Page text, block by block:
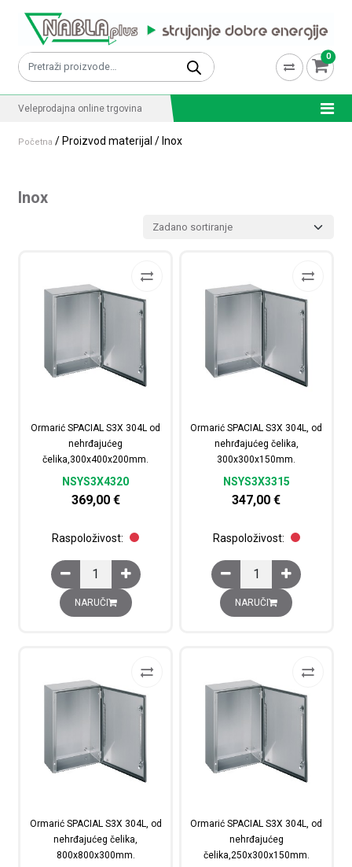
Pretraži: 0
Veleprodajna online trgovina
Početna / Proizvod materijal / Inox
Inox
Ormarić SPACIAL S3X 304L od
nehrđajućeg
čelika,300x400x200mm.
NSYS3X4320
369,00 €
Raspoloživost:
Ormarić SPACIAL S3X 304L od nehrđajućeg
NARUČI
Ormarić SPACIAL S3X 304L, od
nehrđajućeg čelika,
300x300x150mm.
NSYS3X3315
347,00€
Raspoloživost:
Ormarić SPACIAL
NARUČI
Ormarić SPACIAL S3X 304L, od
nehrđajućeg čelika,
800x800x300mm.
Ormarić SPACIAL S3X 304L, od
nehrđajućeg
čelika,250x300x150mm.